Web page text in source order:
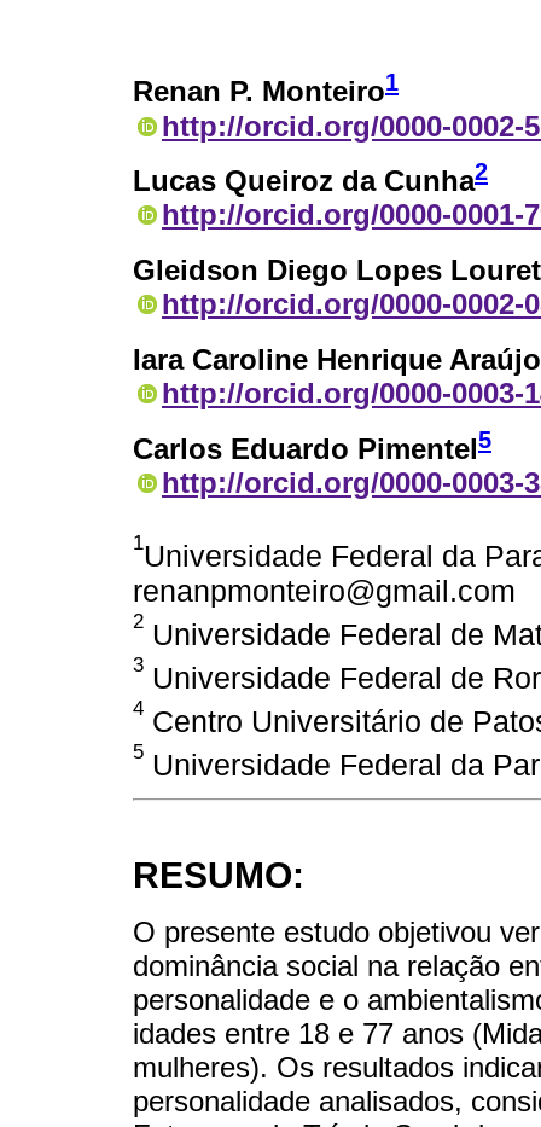
Renan P. Monteiro1
http://orcid.org/0000-0002-
Lucas Queiroz da Cunha2
http://orcid.org/0000-0001-
Gleidson Diego Lopes
http://orcid.org/0000-0002-
Iara Caroline Henrique Araújo
http://orcid.org/0000-0003-
Carlos Eduardo Pimentel5
http://orcid.org/0000-0003-
1Universidade Federal da
renanpmonteiro@gmail.com
2 Universidade Federal de
3 Universidade Federal de
4 Centro Universitário de
5 Universidade Federal da
RESUMO:
O presente estudo objetivou
dominância social na relação
personalidade e o
idades entre 18 e 77 anos
mulheres). Os resultados
personalidade analisados,